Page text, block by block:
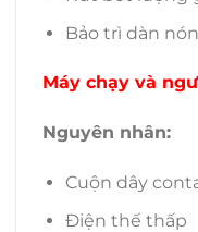
Bảo trì dàn
Máy chạy và
Nguyên nhân:
Cuộn dây
Điện thế thấp